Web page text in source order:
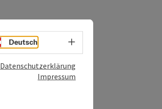
Deutsch Sprachwahl - Menü öffnen
Datenschutzerklärung
Impressum